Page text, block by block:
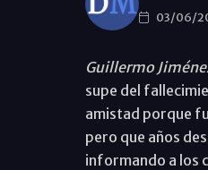
03/06/
Guillermo
supe del
amistad porque
pero que años
informando a los